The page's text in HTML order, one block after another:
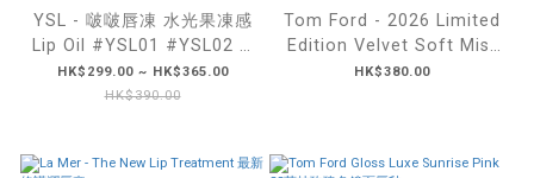
YSL - 啵啵唇凍 水光果凍感
Lip Oil #YSL01 #YSL02 #
YSL03 #YSL05 #YSL06
#YSL07 #YSL08
HK$299.00 ~ HK$365.00
HK$390.00
Tom Ford - 2026 Limited
Edition Velvet Soft Mist
Lipstick 絲絨霧光唇膏HK$380.00